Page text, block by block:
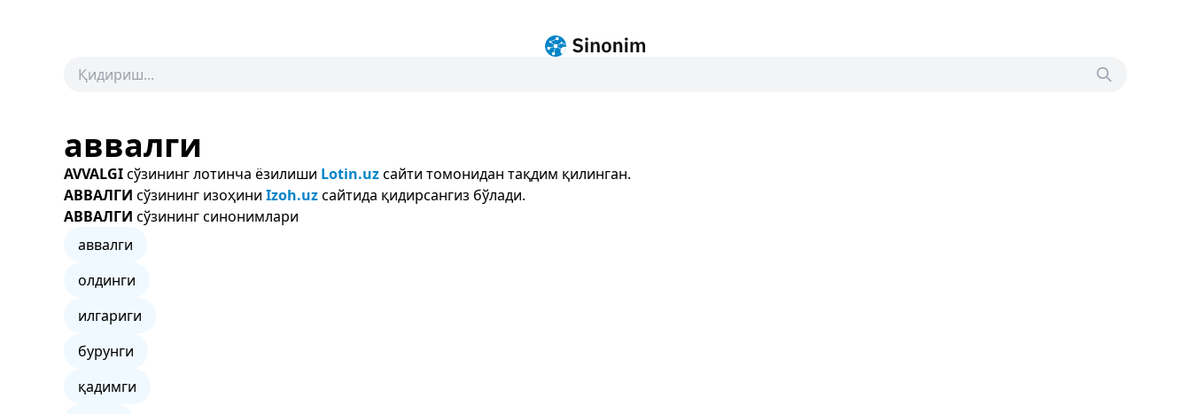
аввалги
AVVALGIсўзининг лотинча ёзилиши Lotin.uzсайти томонидан тақдим қилинган.
АВВАЛГИ сўзининг изоҳини Izoh.uzсайтида қидирсангиз бўлади.
АВВАЛГИ сўзининг синонимлари
аввалги
олдинги
илгариги
бурунги
қадимги